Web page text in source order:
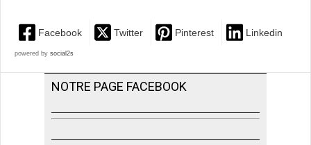
Facebook Twitter Pinterest Linkedin
powered by social2s
NOTRE PAGE FACEBOOK